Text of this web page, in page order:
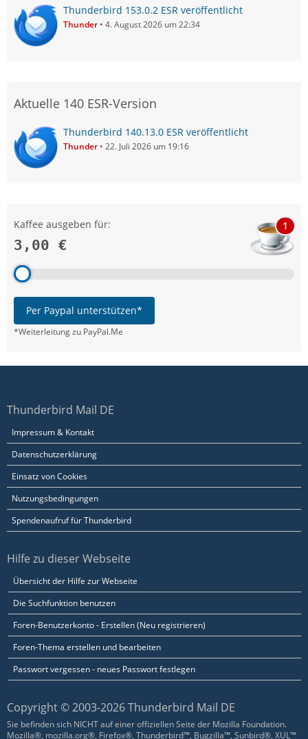
Thunderbird 153.0.2 ESR veröffentlicht
Thunder 4. August 2026 um 22:34
Aktuelle 140 ESR-Version
Thunderbird 140.13.0 ESR veröffentlicht
Thunder 22. Juli 2026 um 19:16
Kaffee ausgeben für:
3,00 €
1
Per Paypal unterstützen*
*Weiterleitung zu PayPal.Me
Thunderbird Mail DE
Impressum & Kontakt
Datenschutzerklärung
Einsatz von Cookies
Nutzungsbedingungen
Spendenaufruf für Thunderbird
Hilfe zu dieser Webseite
Übersicht der Hilfe zur Webseite
Die Suchfunktion benutzen
Foren-Benutzerkonto - Erstellen (Neu registrieren)
Foren-Thema erstellen und bearbeiten
Passwort vergessen - neues Passwort festlegen
Copyright © 2003-2026 Thunderbird Mail DE
Sie befinden sich NICHT auf einer offiziellen Seite der Mozilla Foundation.
Mozilla®, mozilla.org®, Firefox®, Thunderbird™, Bugzilla™, Sunbird®, XUL™